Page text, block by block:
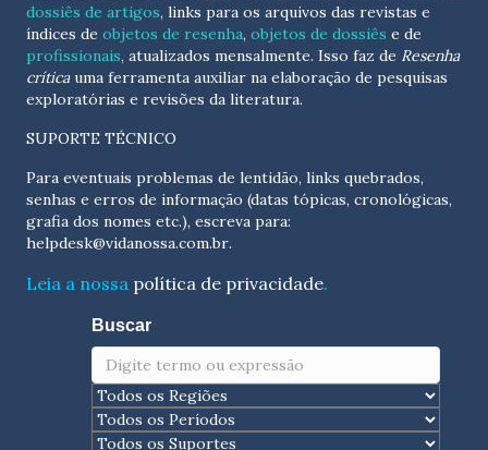
dossiês de artigos, links para os arquivos das revistas e
índices de objetos de resenha, objetos de dossiês e de
profissionais, atualizados mensalmente. Isso faz de Resenha
críticauma ferramenta auxiliar na elaboração de pesquisas
exploratórias e revisões da literatura.
SUPORTE TÉCNICO
Para eventuais problemas de lentidão, links quebrados,
senhas e erros de informação (datas tópicas, cronológicas,
helpdesk@vidanossa.com.br.
Leia a nossa política de privacidade.
Buscar